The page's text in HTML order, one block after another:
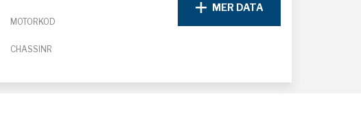
MOTORKOD
CHASSINR
MER DATA